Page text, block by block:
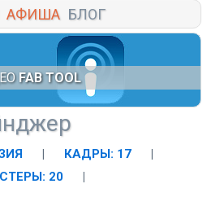
АФИША БЛОГ
FAB TOOL
| КАДРЫ: 17
|
20
|